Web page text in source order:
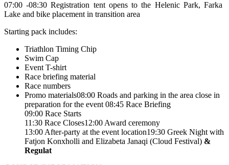
07:00 -08:30 Registration tent opens to the Helenic Park, Farka
Lake and bike placement in transition area
Starting pack includes:
Triathlon Timing Chip
Swim Cap
Event T-shirt
Race briefing material
Race numbers
Promo materials08:00 Roads and parking in the area close in
preparation for the event 08:45 Race Briefing
09:00 Race Starts
11:30 Race Closes12:00 Award ceremony
13:00 After-party at the event location19:30 Greek Night with
Fatjon Konxholli and Elizabeta Janaqi (Cloud Festival) &
Regulat